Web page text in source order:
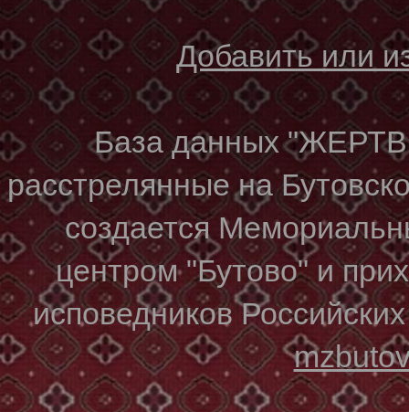
Добавить или
База данных
расстрелянные на
создается
центром "Бутово" и
исповедников